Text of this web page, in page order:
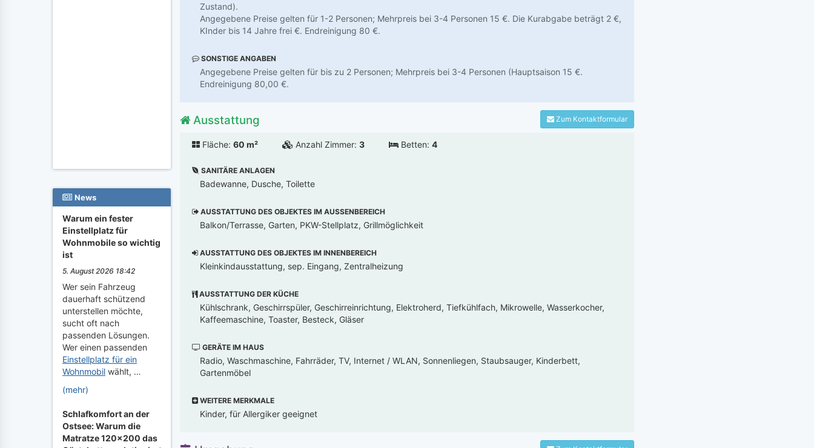
News
Warum ein fester
Einstellplatz für
Wohnmobile so wichtig
ist
5. August 2026 18:42
Wer sein Fahrzeug
dauerhaft schützend
unterstellen möchte,
sucht oft nach
passenden Lösungen.
Wer einen passenden
Einstellplatz für ein
Wohnmobil wählt, …
(mehr)
Schlafkomfort an der
Ostsee: Warum die
Matratze 120x200 das
Zustand).
Angegebene Preise gelten für 1-2 Personen; Mehrpreis bei 3-4 Personen 15 €. Die Kurabgabe beträgt 2 €,
KInder bis 14 Jahre frei €. Endreinigung 80 €.
SONSTIGE ANGABEN
Angegebene Preise gelten für bis zu 2 Personen; Mehrpreis bei 3-4 Personen (Hauptsaison 15 €.
Endreinigung 80,00 €.
Ausstattung Zum Kontaktformular
Fläche: 60 m² Anzahl Zimmer: 3 Betten: 4
SANITÄRE ANLAGEN
Badewanne, Dusche, Toilette
AUSSTATTUNG DES OBJEKTES IM AUSSENBEREICH
Balkon/Terrasse, Garten, PKW-Stellplatz, Grillmöglichkeit
AUSSTATTUNG DES OBJEKTES IM INNENBEREICH
Kleinkindausstattung, sep. Eingang, Zentralheizung
AUSSTATTUNG DER KÜCHE
Kühlschrank, Geschirrspüler, Geschirreinrichtung, Elektroherd, Tiefkühlfach, Mikrowelle, Wasserkocher,
Kaffeemaschine, Toaster, Besteck, Gläser
GERÄTE IM HAUS
Radio, Waschmaschine, Fahrräder, TV, Internet / WLAN, Sonnenliegen, Staubsauger, Kinderbett,
Gartenmöbel
WEITERE MERKMALE
Kinder, für Allergiker geeignet